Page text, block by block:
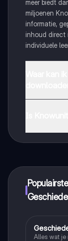
meer biedt
miljoenen
informatie,
inhoud direct
individuele
Alles wat je